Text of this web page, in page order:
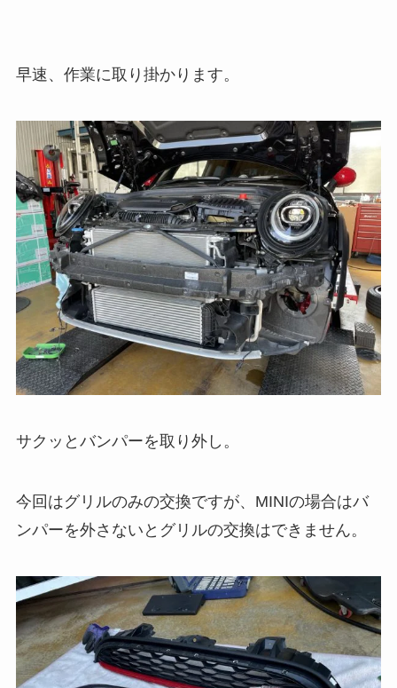
早速、作業に取り掛かります。
サクッとバンパーを取り外し。
今回はグリルのみの交換ですが、MINIの場合はバ
ンパーを外さないとグリルの交換はできません。